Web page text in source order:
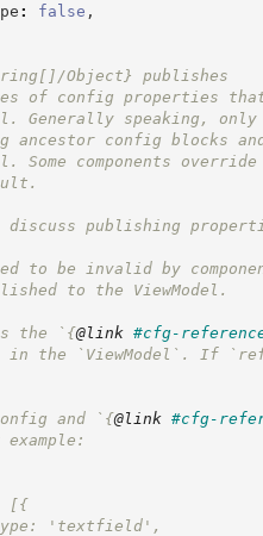
: false ,
Object} publishes
config properties that
speaking, only
config blocks and
components override
publishing properties
be invalid by
to the ViewModel.
` {@link #cfg-
`ViewModel`. If
and ` {@link #cfg-
[{
'textfield',